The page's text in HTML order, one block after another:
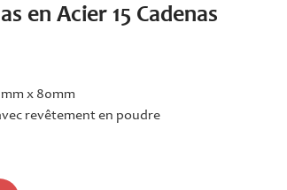
en Acier 15 Cadenas
x 80mm
revêtement en poudre